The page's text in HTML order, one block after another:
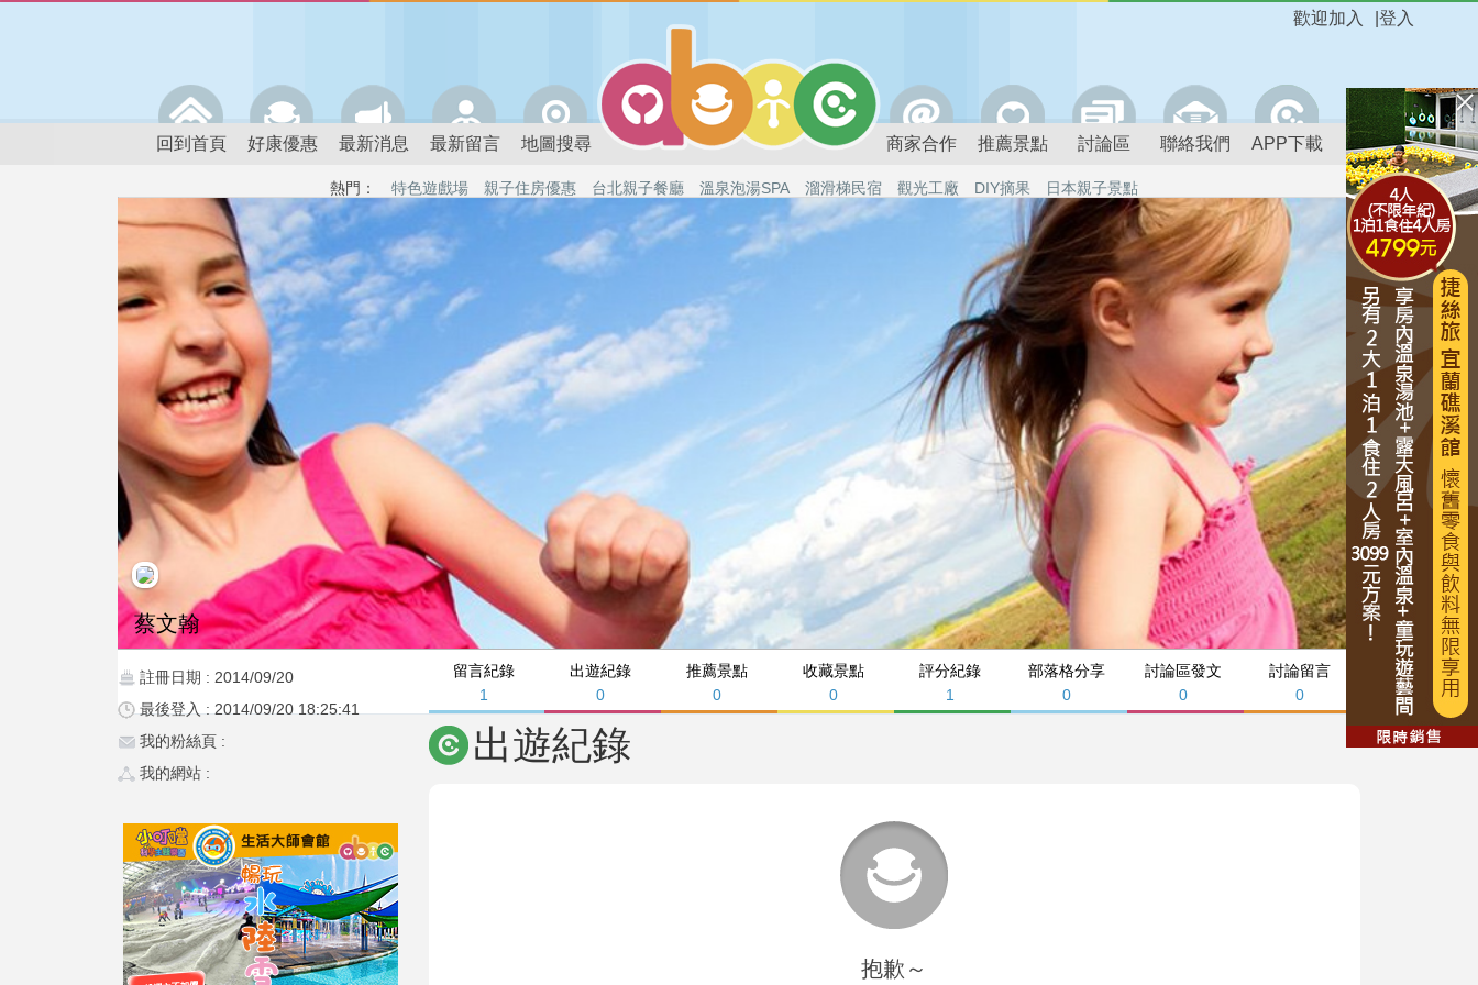
登入
歡迎加入
回到首頁 好康優惠 最新消息 最新留言 地圖搜尋 商家合作 推薦景點 討論區 聯絡我們 APP下載
熱門： 特色遊戲場 親子住房優惠 台北親子餐廳 溫泉泡湯SPA 溜滑梯民宿 觀光工廠 DIY摘果 日本親子景點
留言紀錄
1
出遊紀錄
0
推薦景點
0
收藏景點
0
評分紀錄
1
部落格分享
0
討論區發文
0
討論留言
0
蔡文翰
註冊日期 : 2014/09/20
最後登入 : 2014/09/20 18:25:41
我的粉絲頁 :
我的網站 :
出遊紀錄
抱歉～